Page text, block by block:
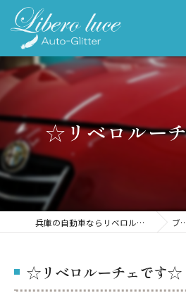
☆リベロルー
兵庫の自動車ならリベロルーチェ ブログ
☆リベロルーチェです☆